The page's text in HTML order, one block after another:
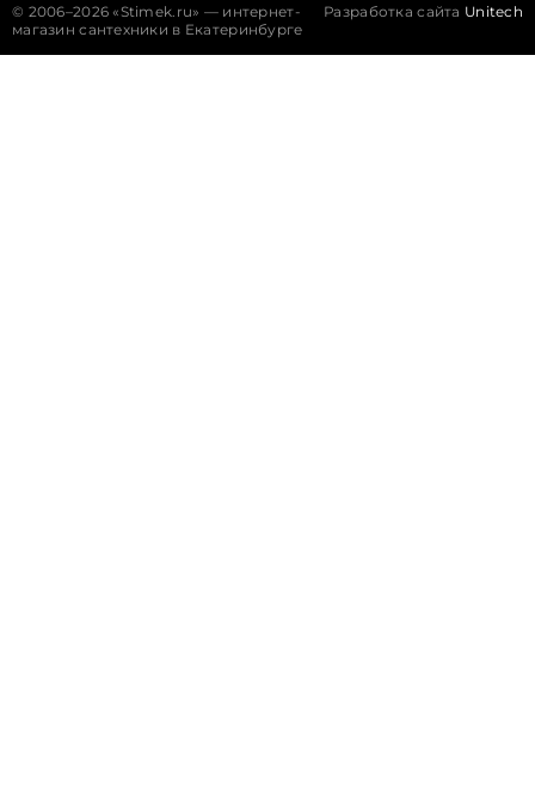
© 2006–2026 «Stimek.ru» — интернет-
магазин сантехники в Екатеринбурге
Разработка сайта Unitech